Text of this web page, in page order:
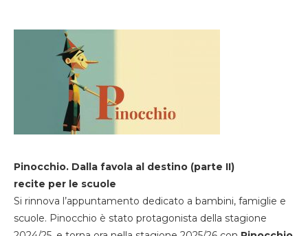
Pinocchio. Dalla favola al destino (parte II)
recite per le scuole
Si rinnova l’appuntamento dedicato a bambini, famiglie e
scuole. Pinocchio è stato protagonista della stagione